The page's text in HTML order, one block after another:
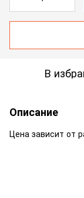
В
Описание
Цена зависит от